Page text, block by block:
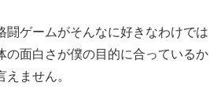
闘ゲームがそんなに好きなわけでは
の面白さが僕の目的に合っているか
ません。